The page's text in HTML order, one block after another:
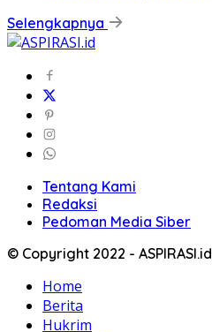
Selengkapnya
Tentang Kami
Redaksi
Pedoman Media Siber
© Copyright 2022 - ASPIRASI.id
Home
Berita
Hukrim